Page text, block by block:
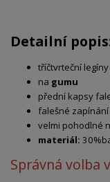
Detailní
tříčtvrteční
na gumu
přední kapsy
falešné zapínání
velmi pohodlné
materiál:
Správná volba